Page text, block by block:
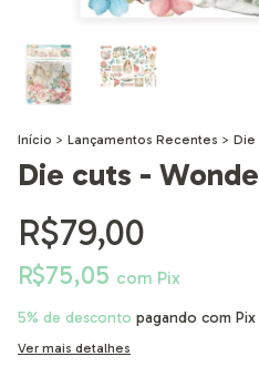
Início > Lançamentos Recentes > Die
Die cuts -
R$79,00
R$75,05 com Pix
5% de desconto pagando com Pix
Ver mais detalhes